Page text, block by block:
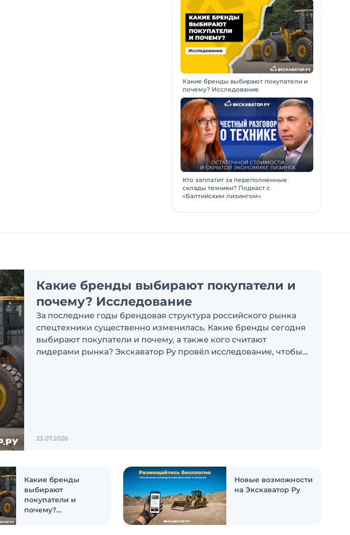
Какие бренды выбирают покупатели и
почему? Исследование
Кто заплатит за переполненные
склады техники? Подкаст с
«Балтийским лизингом»
Какие бренды выбирают покупатели и
почему? Исследование
За последние годы брендовая структура российского рынка
спецтехники существенно изменилась. Какие бренды сегодня
выбирают покупатели и почему, а также кого считают
лидерами рынка? Экскаватор Ру провёл исследование, чтобы
23.07.2026
Какие бренды
выбирают
покупатели и
почему?
Новые возможности
на Экскаватор Ру